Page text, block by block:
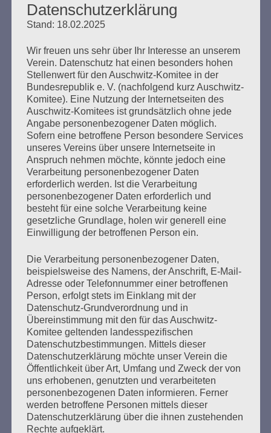
Mitteilungsblatt 2010 herunterladen
Datenschutzerklärung
Stand: 18.02.2025
Wir freuen uns sehr über Ihr Interesse an unserem
Verein. Datenschutz hat einen besonders hohen
Stellenwert für den Auschwitz-Komitee in der
Bundesrepublik e. V. (nachfolgend kurz Auschwitz-
Komitee). Eine Nutzung der Internetseiten des
Auschwitz-Komitees ist grundsätzlich ohne jede
Angabe personenbezogener Daten möglich.
Sofern eine betroffene Person besondere Services
unseres Vereins über unsere Internetseite in
Anspruch nehmen möchte, könnte jedoch eine
Verarbeitung personenbezogener Daten
erforderlich werden. Ist die Verarbeitung
personenbezogener Daten erforderlich und
besteht für eine solche Verarbeitung keine
gesetzliche Grundlage, holen wir generell eine
Einwilligung der betroffenen Person ein.
Die Verarbeitung personenbezogener Daten,
beispielsweise des Namens, der Anschrift, E-Mail-
Adresse oder Telefonnummer einer betroffenen
Person, erfolgt stets im Einklang mit der
Datenschutz-Grundverordnung und in
Übereinstimmung mit den für das Auschwitz-
Komitee geltenden landesspezifischen
Datenschutzbestimmungen. Mittels dieser
Datenschutzerklärung möchte unser Verein die
Öffentlichkeit über Art, Umfang und Zweck der von
uns erhobenen, genutzten und verarbeiteten
personenbezogenen Daten informieren. Ferner
werden betroffene Personen mittels dieser
Datenschutzerklärung über die ihnen zustehenden
Rechte aufgeklärt.